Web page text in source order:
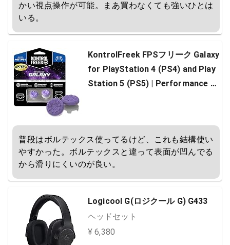
かい視点操作が可能。まあ買わなくても強いひとは
いる。
KontrolFreek FPSフリーク Galaxy
for PlayStation 4 (PS4) and Play
Station 5 (PS5) | Performance T
普段はボルテックス使ってるけど、これも結構使い
やすかった。ボルテックスと違って表面が凹んでる
から滑りにくいのが良い。
Logicool G(ロジクール G) G433
ヘッドセット
¥ 6,380